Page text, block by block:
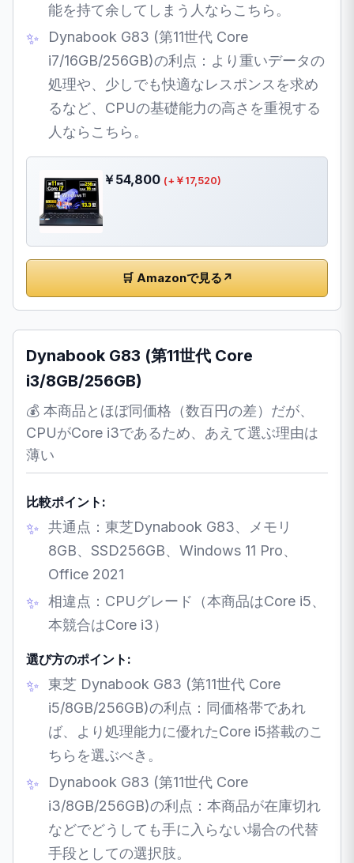
能を持て余してしまう人ならこちら。
Dynabook G83 (第11世代 Core
i7/16GB/256GB)の利点：より重いデータの
処理や、少しでも快適なレスポンスを求め
るなど、CPUの基礎能力の高さを重視する
人ならこちら。
￥54,800 (+￥17,520)
🛒 Amazonで見る ↗
Dynabook G83 (第11世代 Core
i3/8GB/256GB)
💰 本商品とほぼ同価格（数百円の差）だが、
CPUがCore i3であるため、あえて選ぶ理由は
薄い
比較ポイント:
共通点：東芝Dynabook G83、メモリ
8GB、SSD256GB、Windows 11 Pro、
Office 2021
相違点：CPUグレード（本商品はCore i5、
本競合はCore i3）
選び方のポイント:
東芝 Dynabook G83 (第11世代 Core
i5/8GB/256GB)の利点：同価格帯であれ
ば、より処理能力に優れたCore i5搭載のこ
ちらを選ぶべき。
Dynabook G83 (第11世代 Core
i3/8GB/256GB)の利点：本商品が在庫切れ
などでどうしても手に入らない場合の代替
手段としての選択肢。